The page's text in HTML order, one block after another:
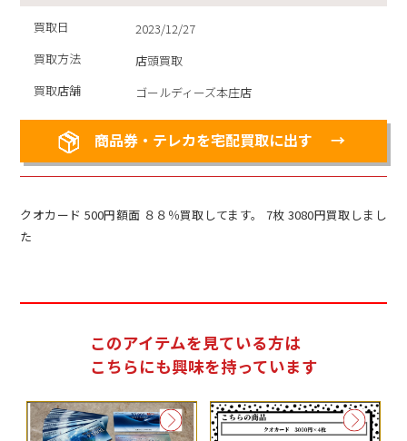
買取日
2023/12/27
買取方法
店頭買取
買取店舗
ゴールディーズ本庄店
商品券・テレカを宅配買取に出す
クオカード 500円額面 ８８％買取してます。 7枚 3080円買取しまし
た
このアイテムを見ている方は
こちらにも興味を持っています